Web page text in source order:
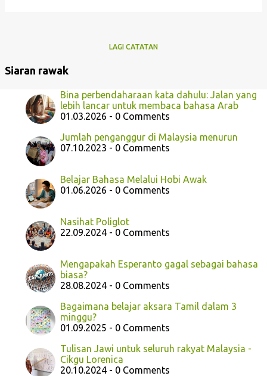
LAGI CATATAN
Siaran rawak
Bina perbendaharaan kata dahulu: Jalan yang
lebih lancar untuk membaca bahasa Arab
01.03.2026 - 0 Comments
Jumlah penganggur di Malaysia menurun
07.10.2023 - 0 Comments
Belajar Bahasa Melalui Hobi Awak
01.06.2026 - 0 Comments
Nasihat Poliglot
22.09.2024 - 0 Comments
Mengapakah Esperanto gagal sebagai bahasa
biasa?
28.08.2024 - 0 Comments
Bagaimana belajar aksara Tamil dalam 3
minggu?
01.09.2025 - 0 Comments
Tulisan Jawi untuk seluruh rakyat Malaysia -
Cikgu Lorenica
20.10.2024 - 0 Comments